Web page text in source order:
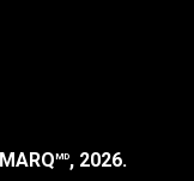
MD, 2026.